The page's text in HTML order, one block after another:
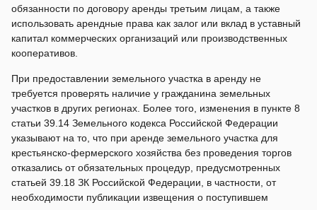
обязанности по договору аренды третьим лицам, а также
использовать арендные права как залог или вклад в уставный
капитал коммерческих организаций или производственных
кооперативов.
При предоставлении земельного участка в аренду не
требуется проверять наличие у гражданина земельных
участков в других регионах. Более того, изменения в пункте 8
статьи 39.14 Земельного кодекса Российской Федерации
указывают на то, что при аренде земельного участка для
крестьянско-фермерского хозяйства без проведения торгов
отказались от обязательных процедур, предусмотренных
статьей 39.18 ЗК Российской Федерации, в частности, от
необходимости публикации извещения о поступившем